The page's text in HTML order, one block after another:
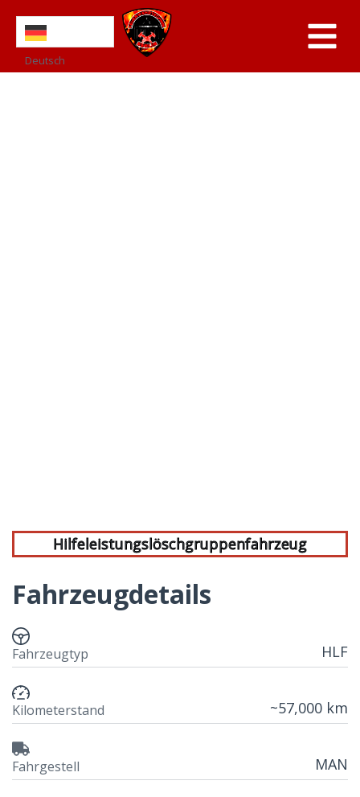
Deutsch
Hilfeleistungslöschgruppenfahrzeug
Fahrzeugdetails
Fahrzeugtyp HLF
Kilometerstand ~57,000 km
Fahrgestell MAN